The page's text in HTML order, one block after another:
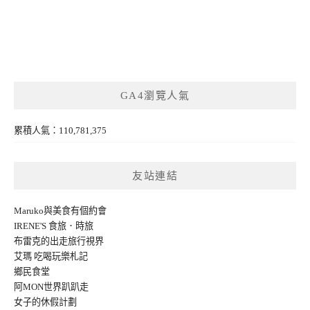
GA4瀏覽人氣
累積人氣：110,781,375
友站連結
Maruko與美食有個約會
IRENE'S 食旅．時旅
布雷克的出走旅行視界
艾瑪 吃喝玩樂札記
鄉民食堂
阿MON世界趴趴走
女子的休假計劃